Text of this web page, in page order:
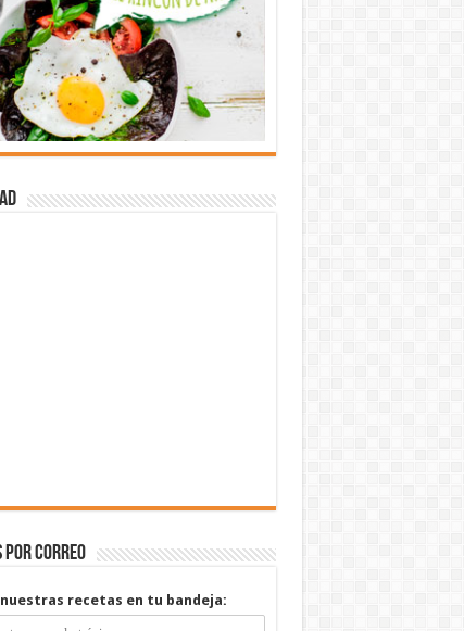
por correo
nuestras recetas en tu bandeja: